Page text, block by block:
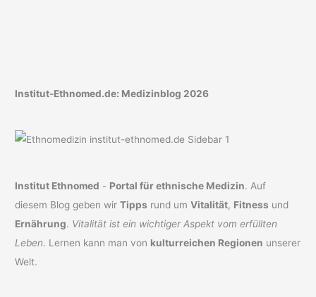
Institut-Ethnomed.de: Medizinblog 2026
Institut Ethnomed - Portal für ethnische Medizin. Auf
diesem Blog geben wirTipps rund umVitalität, Fitness und
Ernährung. Vitalität ist ein wichtiger Aspekt vom erfüllten
Leben. Lernen kann man von kulturreichen Regionen unserer
Welt.